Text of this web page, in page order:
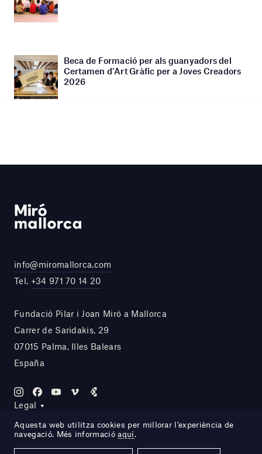
Beca de Formació per als guanyadors del
Certamen d’Art Gràfic per a Joves Creadors
2026
info@miromallorca.com
Tel. +34 971 70 14 20
Fundació Pilar i Joan Miró a Mallorca
Carrer de Saridakis, 29
07015 Palma, Illes Balears
España
Legal
Site by DOMO—A
Aquesta web utilitza cookies per millorar l’experiència de
navegació. Més informacióaquí.